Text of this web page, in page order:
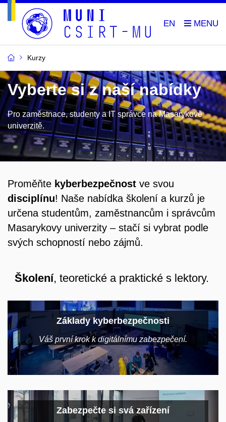
EN
Kurzy
Vyberte si z naší nabídky
Pro zaměstnace, studenty a IT správce na Masarykově
univerzitě.
Proměňte kyberbezpečnost ve svou
disciplínu! Naše nabídka školení a kurzů je
určena studentům, zaměstnancům i správcům
Masarykovy univerzity – stačí si vybrat podle
svých schopností nebo zájmů.
Školení, teoretické a praktické s lektory.
Základy kyberbezpečnosti
Váš první krok k digitálnímu zabezpečení.
Zabezpečte si svá zařízení